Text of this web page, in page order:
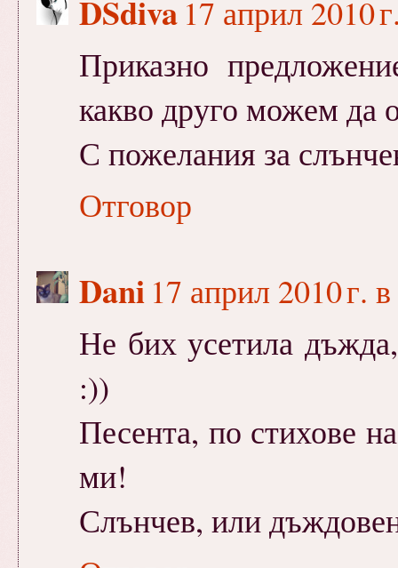
DSdiva 17 април 2010
Приказно
какво друго можем да
С пожелания за
Отговор
Dani 17 април 2010 г.
Не бих усетила
:))
Песента, по стихове
ми!
Слънчев, или